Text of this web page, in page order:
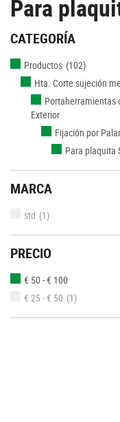
Para
CATEGORÍA
Productos (102)
Hta. Corte sujeción
Portaherramientas
Exterior
Fijación por
Para plaquita
MARCA
std (1)
PRECIO
€ 50 - € 100
€ 25 - € 50 (1)